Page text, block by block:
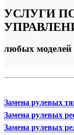
УСЛУГИ
любых моделей
Замена рулевых
Замена рулевых
Замена рулевых